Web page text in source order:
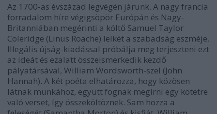
Az 1700-as évszázad legvégén járunk. A nagy francia
forradalom híre végigsöpör Európán és Nagy-
Britanniában megérinti a költő Samuel Taylor
Coleridge (Linus Roache) lelkét a szabadság eszméje.
Illegális újság-kiadással próbálja meg terjeszteni ezt
az ideát és ezalatt összeismerkedik kezdő
pályatársával, William Wordsworth-szel (John
Hannah). A két poéta elhatározza, hogy közösen
látnak munkához, együtt fognak megírni egy kötetre
való verset, így összeköltöznek. Sam hozza a